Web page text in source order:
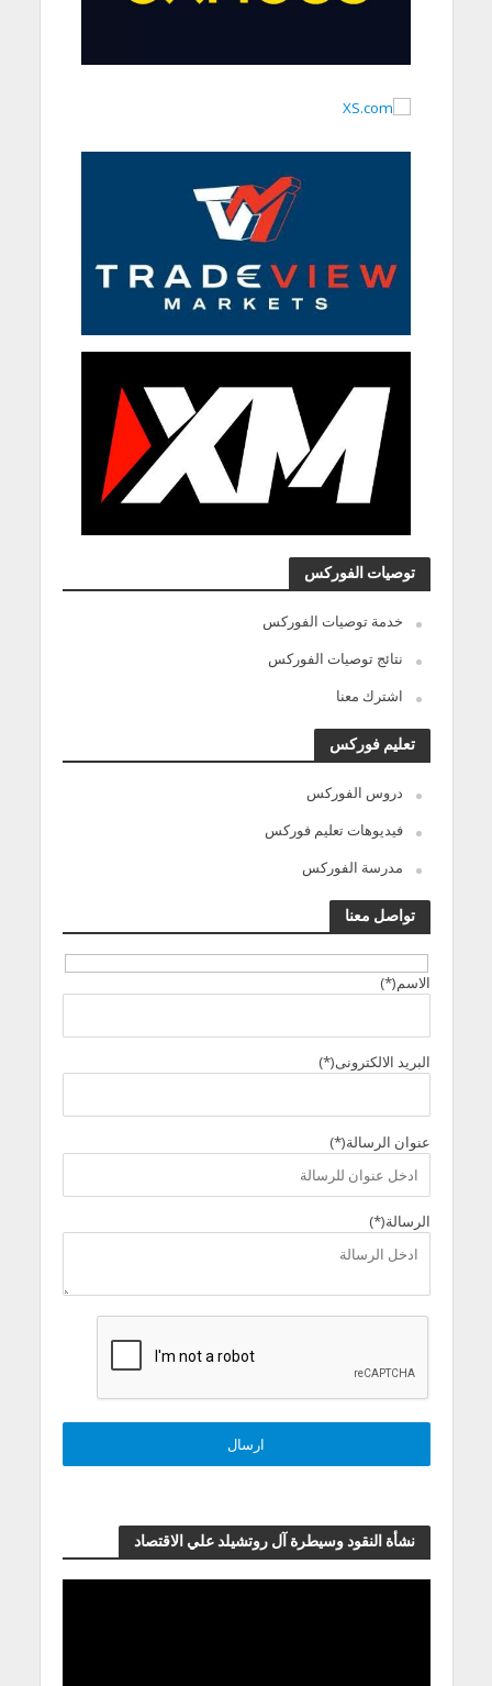
توصيات الفوركس
خدمة توصيات الفوركس
نتائج توصيات الفوركس
اشترك معنا
تعليم فوركس
دروس الفوركس
فيديوهات تعليم فوركس
مدرسة الفوركس
تواصل معنا
الاسم(*)
البريد الالكترونى(*)
عنوان الرسالة(*)
الرسالة(*)
نشأة النقود وسيطرة آل روتشيلد علي الاقتصاد